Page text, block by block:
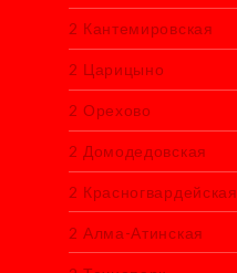
2 Кантемировская
2 Царицыно
2 Орехово
2 Домодедовская
2 Красногвардейская
2 Алма-Атинская